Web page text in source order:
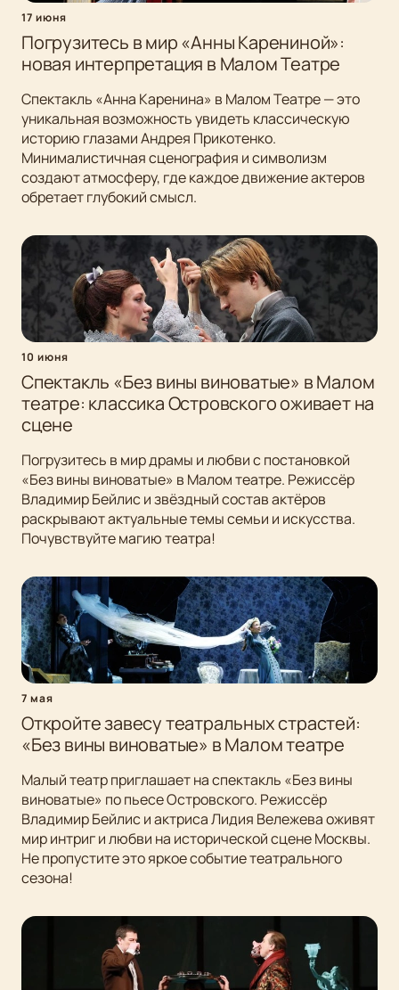
17 июня
Погрузитесь в мир «Анны Карениной»:
новая интерпретация в Малом Театре
Спектакль «Анна Каренина» в Малом Театре — это
уникальная возможность увидеть классическую
историю глазами Андрея Прикотенко.
Минималистичная сценография и символизм
создают атмосферу, где каждое движение актеров
обретает глубокий смысл.
10 июня
Спектакль «Без вины виноватые» в Малом
театре: классика Островского оживает на
сцене
Погрузитесь в мир драмы и любви с постановкой
«Без вины виноватые» в Малом театре. Режиссёр
Владимир Бейлис и звёздный состав актёров
раскрывают актуальные темы семьи и искусства.
Почувствуйте магию театра!
7 мая
Откройте завесу театральных страстей:
«Без вины виноватые» в Малом театре
Малый театр приглашает на спектакль «Без вины
виноватые» по пьесе Островского. Режиссёр
Владимир Бейлис и актриса Лидия Вележева оживят
мир интриг и любви на исторической сцене Москвы.
Не пропустите это яркое событие театрального
сезона!